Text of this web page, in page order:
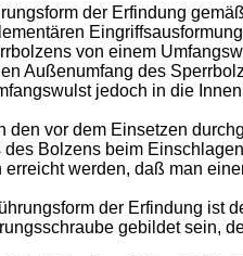
der Erfindung
von einem
Außenumfang des
jedoch in die
den vor dem Einsetzen
Bolzens beim
werden, daß man
der Erfindung ist
gebildet sein,